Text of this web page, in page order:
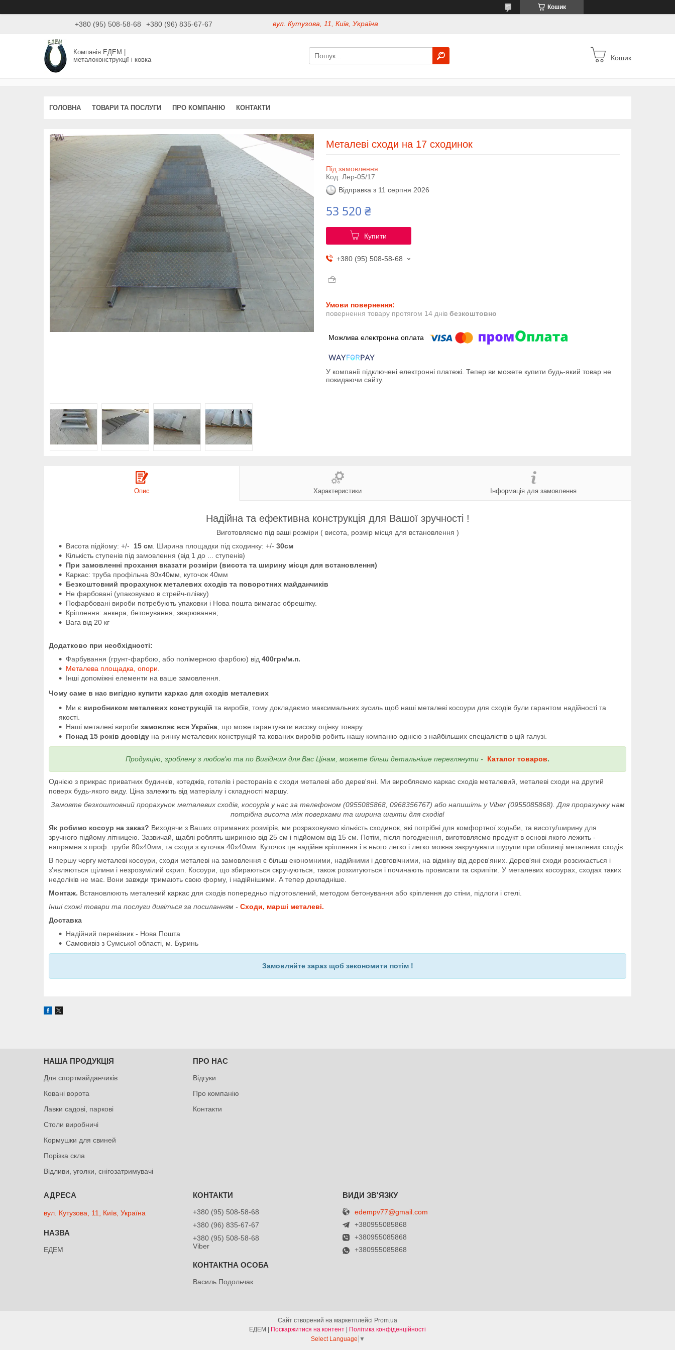
Кошик
+380 (95) 508-58-68 +380 (96) 835-67-67 вул. Кутузова, 11, Київ, Україна
Компанія ЕДЕМ |
металоконструкції і ковка
Кошик
ГОЛОВНА ТОВАРИ ТА ПОСЛУГИ ПРО КОМПАНІЮ КОНТАКТИ
Металеві сходи на 17 сходинок
Під замовлення
Код: Лер-05/17
Відправка з 11 серпня 2026
53 520 ₴
Купити
+380 (95) 508-58-68
повернення товару протягом 14 днів безкоштовно
У компанії підключені електронні платежі. Тепер ви можете купити будь-який товар не
покидаючи сайту.
Опис Характеристики Інформація для замовлення
Надійна та ефективна конструкція для Вашої зручності !
Виготовляємо під ваші розміри ( висота, розмір місця для встановлення )
Висота підйому: +/- 15 см Ширина площадки під сходинку: +/- 30см
Кількість ступенів під замовлення (від 1 до ... ступенів)
При замовленні прохання вказати розміри (висота та ширину місця для встановлення)
Каркас: труба профільна 80х40мм, куточок 40мм
Безкоштовний прорахунок металевих сходів та поворотних майданчиків
Не фарбовані (упаковуємо в стрейч-плівку)
Пофарбовані вироби потребують упаковки і Нова пошта вимагає обрешітку.
Кріплення: анкера, бетонування, зварювання;
Вага від 20 кг
Додатково при необхідності:
Фарбування (грунт-фарбою, або полімерною фарбою) від 400грн/м.п.
Металева площадка, опори.
Інші допоміжні елементи на ваше замовлення.
Чому саме в нас вигідно купити каркас для сходів металевих
Ми є виробником металевих конструкцій та виробів, тому докладаємо максимальних зусиль щоб наші металеві косоури для сходів були гарантом надійності та
якості.
Наші металеві вироби замовляє вся Україна , що може гарантувати високу оцінку товару.
Понад 15 років досвіду на ринку металевих конструкцій та кованих виробів робить нашу компанію однією з найбільших спеціалістів в цій галузі.
Продукцію, зроблену з любов'ю та по Вигідним для Вас Цінам, можете більш детальніше переглянути - Каталог товаров.
Однією з прикрас приватних будинків, котеджів, готелів і ресторанів є сходи металеві або дерев'яні. Ми виробляємо каркас сходів металевий, металеві сходи на другий
поверх будь-якого виду. Ціна залежить від матеріалу і складності маршу.
Замовте безкоштовний прорахунок металевих сходів, косоурів у нас за телефоном (0955085868, 0968356767) або напишіть у Viber (0955085868). Для прорахунку нам
потрібна висота між поверхами та ширина шахти для сходів!
Як робимо косоур на заказ? Виходячи з Ваших отриманих розмірів, ми розраховуємо кількість сходинок, які потрібні для комфортної ходьби, та висоту/ширину для
зручного підйому літницею. Зазвичай, щаблі роблять шириною від 25 см і підйомом від 15 см. Потім, після погодження, виготовляємо продукт в основі якого лежить -
напрямна з проф. труби 80х40мм, та сходи з куточка 40х40мм. Куточок це надійне кріплення і в нього легко і легко можна закручувати шурупи при обшивці металевих сходів.
В першу чергу металеві косоури, сходи металеві на замовлення є більш економними, надійними і довговічними, на відміну від дерев'яних. Дерев'яні сходи розсихається і
з'являються щілини і незрозумілий скрип. Косоури, що збираються скручуються, також розхитуються і починають провисати та скрипіти. У металевих косоурах, сходах таких
недоліків не має. Вони завжди тримають свою форму, і надійнішими. А тепер докладніше.
Монтаж. Встановлюють металевий каркас для сходів попередньо підготовлений, методом бетонування або кріплення до стіни, підлоги і стелі.
Інші схожі товари та послуги дивіться за посиланням - Сходи, марші металеві.
Доставка
Надійний перевізник - Нова Пошта
Самовивіз з Сумської області, м. Буринь
Замовляйте зараз щоб зекономити потім !
НАША ПРОДУКЦІЯ
Для спортмайданчиків
Ковані ворота
Лавки садові, паркові
Столи виробничі
Кормушки для свиней
Порізка скла
Відливи, уголки, снігозатримувачі
ПРО НАС
Відгуки
Про компанію
Контакти
вул. Кутузова, 11, Київ, Україна
ЕДЕМ
+380 (95) 508-58-68
+380 (96) 835-67-67
+380 (95) 508-58-68
Viber
Василь Подольчак
edempv77@gmail.com
+380955085868
+380955085868
+380955085868
Сайт створений на маркетплейсі Prom.ua
Поскаржитися на контент
Політика конфіденційності
Select Language ▼